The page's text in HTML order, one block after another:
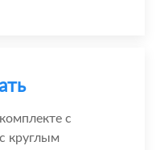
с
круглым